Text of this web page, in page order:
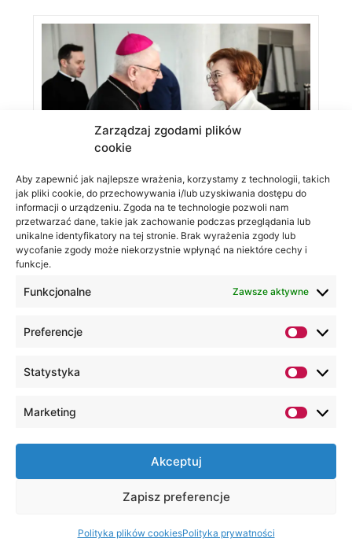
Zarządzaj zgodami plików
cookie
Aby zapewnić jak najlepsze wrażenia, korzystamy z technologii, takich
jak pliki cookie, do przechowywania i/lub uzyskiwania dostępu do
informacji o urządzeniu. Zgoda na te technologie pozwoli nam
przetwarzać dane, takie jak zachowanie podczas przeglądania lub
unikalne identyfikatory na tej stronie. Brak wyrażenia zgody lub
wycofanie zgody może niekorzystnie wpłynąć na niektóre cechy i
funkcje.
Funkcjonalne Zawsze aktywne
Preferencje
Statystyka
Marketing
Akceptuj
Zapisz preferencje
Polityka plików cookiesPolityka prywatności
31 marca, 2026
Spotkanie Wielkanocne
pracowników i przyjaciół
Akademii WSEI
Minutą ciszy upamiętniającą śp. byłego
się Spotkanie Wielkanocne pracowników,
to okazja do refleksji, ale też złożenia
Wśród zaproszonych na poniedziałkowe
przedstawiciele władz państwowych,
samorządowych, przedstawiciele służb
mundurowych, placówek medycznych,
firm, instytucji i rozmaitych organizacji –
WSEI.